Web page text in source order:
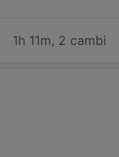
1h 11m, 2 cambi